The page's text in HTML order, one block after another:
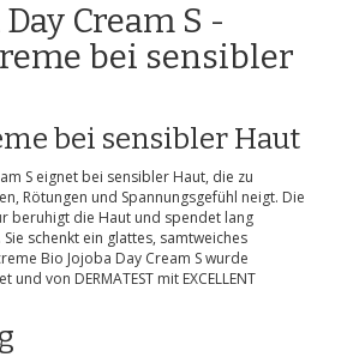
Cream S -
bei sensibler
bei sensibler Haut
S eignet bei sensibler Haut, die zu
Rötungen und Spannungsgefühl neigt. Die
beruhigt die Haut und spendet lang
schenkt ein glattes, samtweiches
Bio Jojoba Day Cream S wurde
von DERMATEST mit EXCELLENT